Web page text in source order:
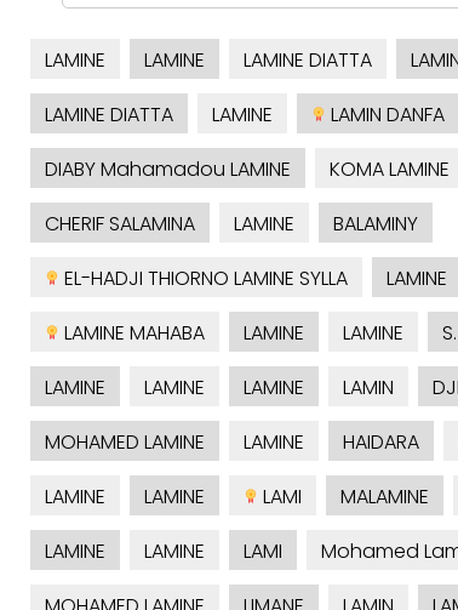
LAMINE LAMINE LAMINE DIATTA
LAMINE DIATTA
LAMINE LAMIN DANFA
DIABY Mahamadou LAMINE
KOMA LAMINE
CHERIF SALAMINA
LAMINE
BALAMINY
EL-HADJI THIORNO LAMINE SYLLA
LAMINE
LAMINE MAHABA
LAMINE LAMINE
LAMINE
LAMINE LAMINE LAMIN
MOHAMED LAMINE
LAMINE HAIDARA
LAMINE
LAMINE LAMI MALAMINE
LAMINE
LAMINE LAMI Mohamed